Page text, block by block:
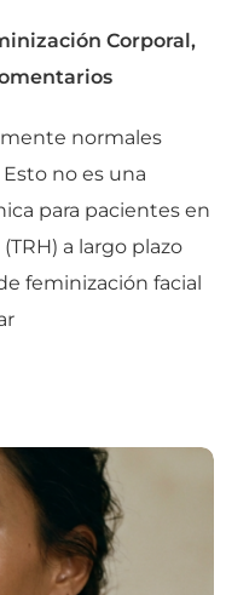
Corporal,
normales
no es una
para pacientes en
a largo plazo
feminización facial